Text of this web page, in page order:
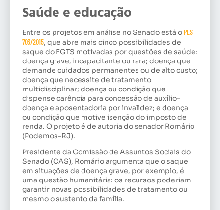
Saúde e educação
Entre os projetos em análise no Senado está oPLS
703/2015, que abre mais cinco possibilidades de
saque do FGTS motivadas por questões de saúde:
doença grave, incapacitante ou rara; doença que
demande cuidados permanentes ou de alto custo;
doença que necessite de tratamento
multidisciplinar; doença ou condição que
dispense carência para concessão de auxílio-
doença e aposentadoria por invalidez; e doença
ou condição que motive isenção do imposto de
renda. O projeto é de autoria do senador Romário
(Podemos-RJ).
Presidente da Comissão de Assuntos Sociais do
Senado (CAS), Romário argumenta que o saque
em situações de doença grave, por exemplo, é
uma questão humanitária: os recursos poderiam
garantir novas possibilidades de tratamento ou
mesmo o sustento da família.